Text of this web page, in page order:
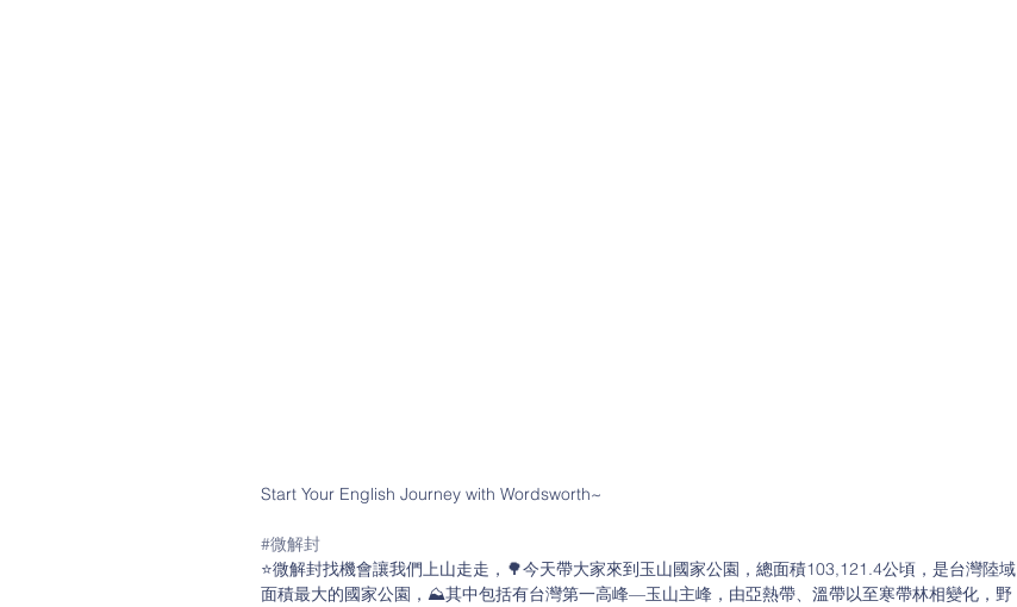
Start Your English Journey with Wordsworth~
#微解封
⭐️微解封找機會讓我們上山走走，🌳今天帶大家來到玉山國家公園，總面積103,121.4公頃，是台灣陸域
面積最大的國家公園，⛰其中包括有台灣第一高峰—玉山主峰，由亞熱帶、溫帶以至寒帶林相變化，野